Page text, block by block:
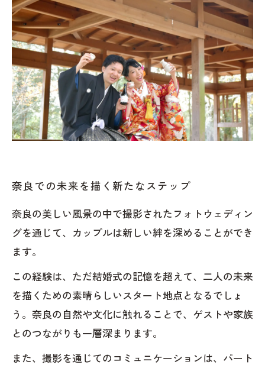
奈良での未来を描く新たなステップ
奈良の美しい風景の中で撮影されたフォトウェディン
グを通じて、カップルは新しい絆を深めることができ
ます。
この経験は、ただ結婚式の記憶を超えて、二人の未来
を描くための素晴らしいスタート地点となるでしょ
う。奈良の自然や文化に触れることで、ゲストや家族
とのつながりも一層深まります。
また、撮影を通じてのコミュニケーションは、パート